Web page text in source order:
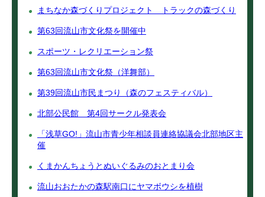
まちなか森づくりプロジェクト トラックの森づくり
第63回流山市文化祭を開催中
スポーツ・レクリエーション祭
第63回流山市文化祭（洋舞部）
第39回流山市民まつり（森のフェスティバル）
北部公民館 第4回サークル発表会
「浅草GO!」流山市青少年相談員連絡協議会北部地区主
催
くまかんちょうとぬいぐるみのおとまり会
流山おおたかの森駅南口にヤマボウシを植樹